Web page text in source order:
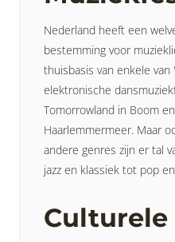
Nederland heeft een
bestemming voor
thuisbasis van enkele
elektronische
Tomorrowland in Boom
Haarlemmermeer. Maar
andere genres zijn er tal
jazz en klassiek tot pop
Culturele